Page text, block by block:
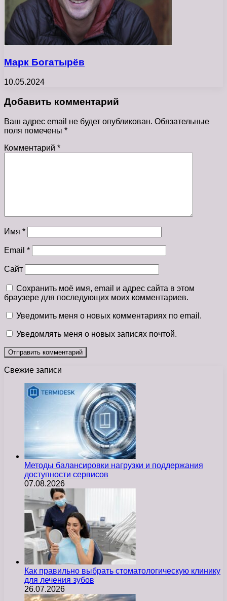
Марк Богатырёв
10.05.2024
Добавить комментарий
Ваш адрес email не будет опубликован. Обязательные
поля помечены *
Комментарий *
Имя *
Email *
Сайт
Сохранить моё имя, email и адрес сайта в этом
браузере для последующих моих комментариев.
Уведомить меня о новых комментариях по email.
Уведомлять меня о новых записях почтой.
Свежие записи
Методы балансировки нагрузки и поддержания
доступности сервисов
07.08.2026
Как правильно выбрать стоматологическую клинику
для лечения зубов
26.07.2026